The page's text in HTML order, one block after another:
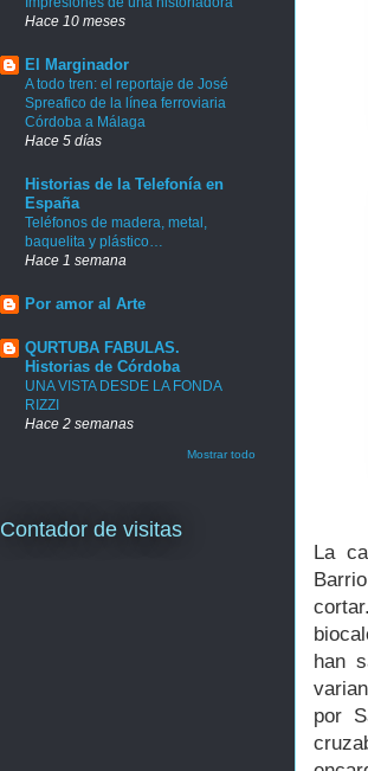
La
han
por
Hace 10 meses
El Marginador
A todo tren: el reportaje de José
Spreafico de la línea ferroviaria
Córdoba a Málaga
Hace 5 días
Historias de la Telefonía en
España
Teléfonos de madera, metal,
baquelita y plástico…
Hace 1 semana
Por amor al Arte
QURTUBA FABULAS.
Historias de Córdoba
UNA VISTA DESDE LA FONDA
RIZZI
Hace 2 semanas
Mostrar todo
Contador de visitas